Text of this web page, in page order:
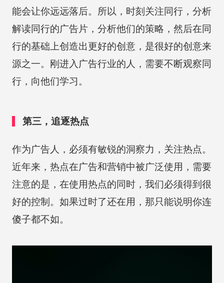
能会让你远远落后。所以，时刻关注同行，分析
解读同行的广告片，分析他们的策略，然后在同
行的基础上创造出更好的创意，是很好的创意来
源之一。刚进入广告行业的人，需要不断观察同
行，向他们学习。
第三，追逐热点
作为广告人，必须有敏锐的洞察力，关注热点。
近年来，热点在广告和营销中被广泛使用，需要
注意的是，在使用热点的同时，我们必须得到很
好的控制。如果过时了还在用，那只能说明你连
傻子都不如。